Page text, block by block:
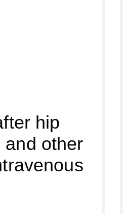
hip
and other